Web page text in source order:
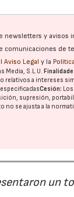
newsletters y avisos
comunicaciones de
Aviso Legal y la
Media, S.L.U.
relativos a intereses
Cesión:
supresión,
no se ajusta a la
un